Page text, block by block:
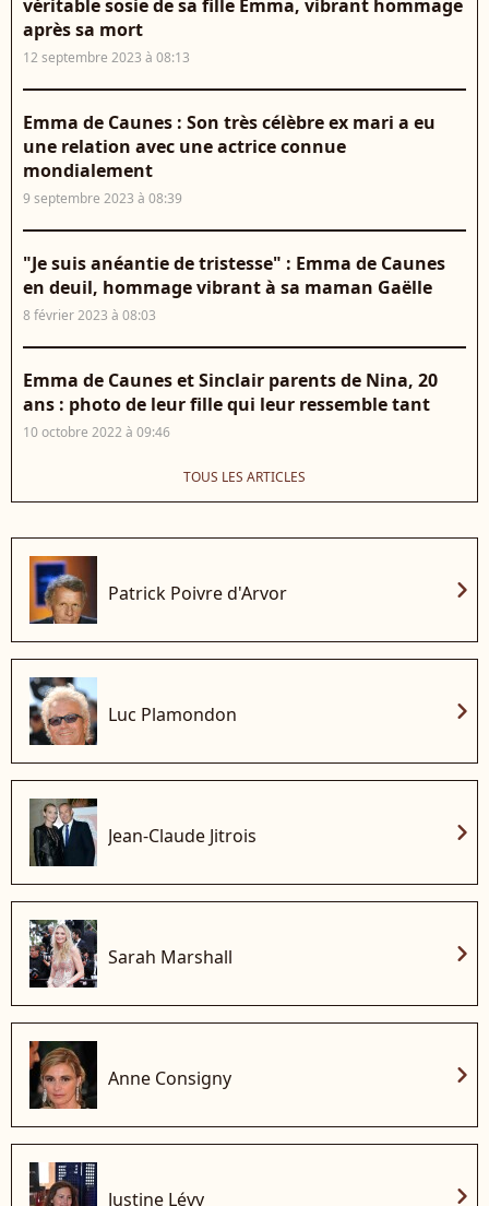
véritable sosie de sa fille Emma, vibrant hommage
après sa mort
12 septembre 2023 à 08:13
Emma de Caunes : Son très célèbre ex mari a eu
une relation avec une actrice connue
mondialement
9 septembre 2023 à 08:39
"Je suis anéantie de tristesse" : Emma de Caunes
en deuil, hommage vibrant à sa maman Gaëlle
8 février 2023 à 08:03
Emma de Caunes et Sinclair parents de Nina, 20
ans : photo de leur fille qui leur ressemble tant
10 octobre 2022 à 09:46
TOUS LES ARTICLES
Patrick Poivre d'Arvor chevron_right
Luc Plamondon chevron_right
Jean-Claude Jitrois chevron_right
Sarah Marshall chevron_right
Anne Consigny chevron_right
Justine Lévy chevron_right